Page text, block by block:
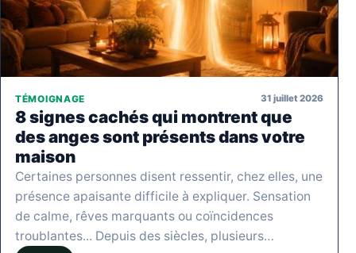
TÉMOIGNAGE 31 juillet 2026
8 signes cachés qui montrent que
des anges sont présents dans votre
maison
Certaines personnes disent ressentir, chez elles, une
présence apaisante difficile à expliquer. Sensation
de calme, rêves marquants ou coïncidences
troublantes... Depuis des siècles, plusieurs…